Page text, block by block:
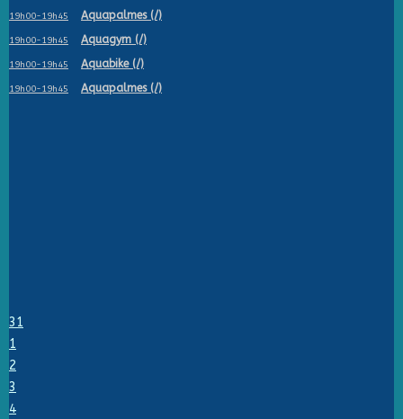
19h00-19h45 Aquapalmes (/)
19h00-19h45 Aquagym (/)
19h00-19h45 Aquabike (/)
19h00-19h45 Aquapalmes (/)
31
1
2
3
4